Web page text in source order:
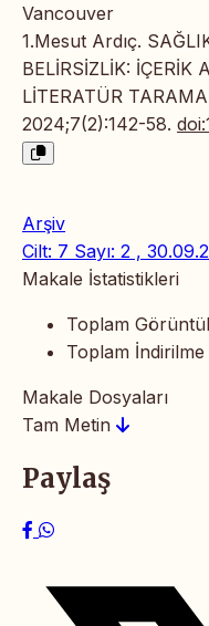
Vancouver
1.Mesut Ardıç.
BELİRSİZLİK: İÇERİK
LİTERATÜR
2024;7(2):142-58.
Arşiv
Cilt: 7 Sayı: 2 ,
Makale İstatistikleri
Toplam
Toplam İndirilme
Makale Dosyaları
Tam Metin
Paylaş